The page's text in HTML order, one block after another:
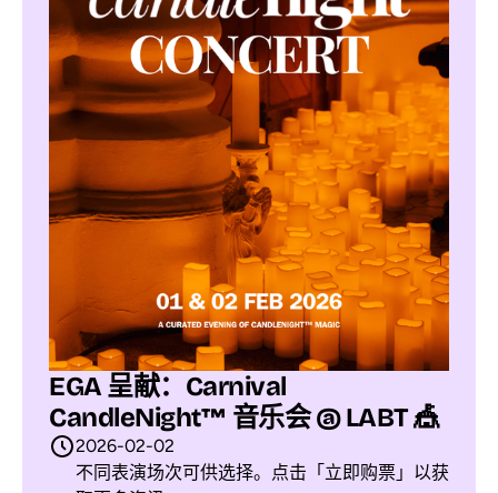
EGA 呈献：Carnival
CandleNight™ 音乐会 @ LABT 🎪
2026-02-02
不同表演场次可供选择。点击「立即购票」以获